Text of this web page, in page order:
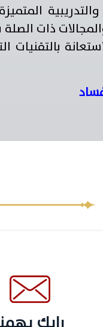
ذات
بالتقنيات